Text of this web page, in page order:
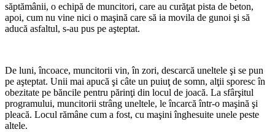
săptămânii, o echipă de muncitori, care au curăţat pista de beton,
apoi, cum nu vine nici o maşină care să ia movila de gunoi şi să
aducă asfaltul, s-au pus pe aşteptat.
De luni, încoace, muncitorii vin, în zori, descarcă uneltele şi se pun
pe aşteptat. Unii mai apucă şi câte un puiuţ de somn, alţii sporesc în
obezitate pe băncile pentru părinţi din locul de joacă. La sfârşitul
programului, muncitorii strâng uneltele, le încarcă într-o maşină şi
pleacă. Locul rămâne cum a fost, cu maşini înghesuite unele peste
altele.